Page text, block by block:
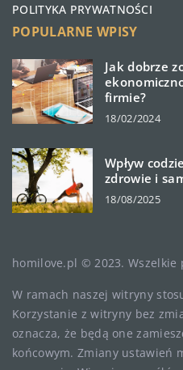
POLITYKA PRYWATNOŚCI
POPULARNE WPISY
Jak dobrze
firmie?
18/02/2024
Wpływ
zdrowie i
18/08/2025
homilove.pl © 2023. Wszelkie
W ramach naszej witryny
Korzystanie z witryny bez
oznacza, że będą one
końcowym. Zmiany ustawień